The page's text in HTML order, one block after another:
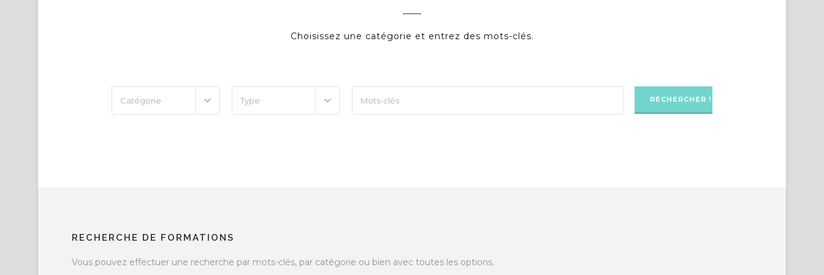
Choisissez une catégorie et entrez des mots-clés.
RECHERCHE DE FORMATIONS
Vous pouvez effectuer une recherche par mots-clés, par catégorie ou bien avec toutes les options.